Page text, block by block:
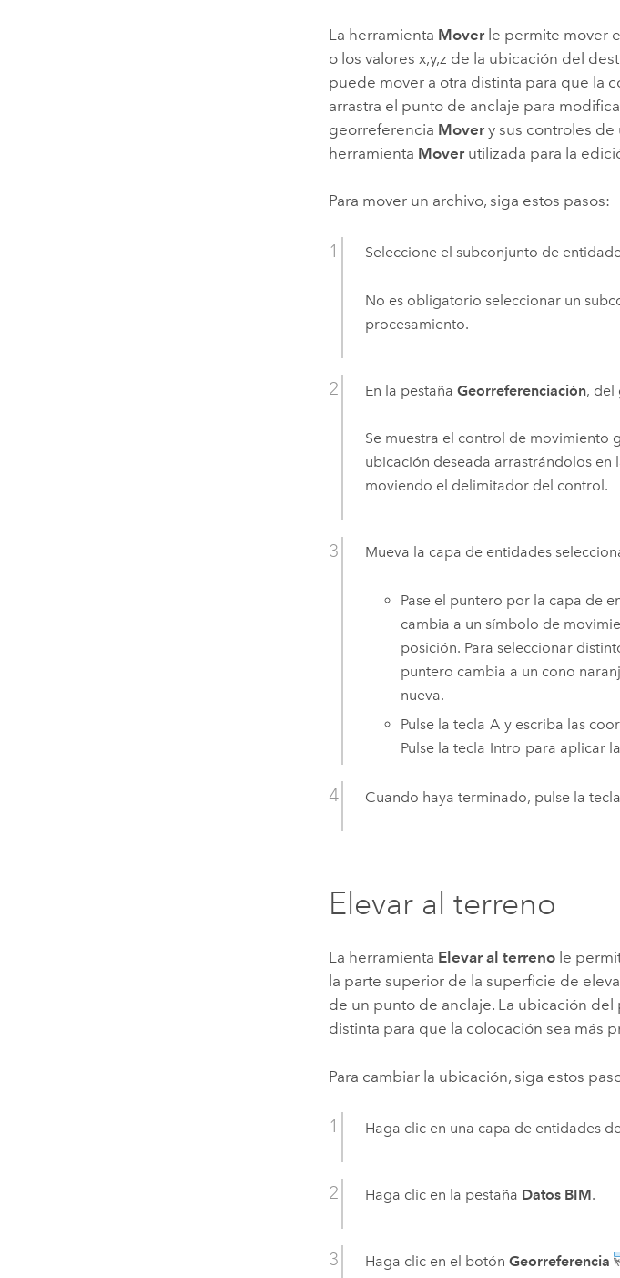
La herramienta Mover le permite mover
o los valores x,y,z de la ubicación del
puede mover a otra distinta para que la
arrastra el punto de anclaje para
georreferencia Mover y sus controles
herramienta Mover utilizada para la
Para mover un archivo, siga estos pasos:
Seleccione el subconjunto de
No es obligatorio seleccionar un
procesamiento.
En la pestañaGeorreferenciación, del
Se muestra el control de movimiento
ubicación deseada arrastrándolos en
moviendo el delimitador del control.
Mueva la capa de entidades
Pase el puntero por la capa de
cambia a un símbolo de
posición. Para seleccionar
puntero cambia a un cono
nueva.
Pulse la tecla A y escriba las
Pulse la tecla Intro para aplicar
Cuando haya terminado, pulse la tecla
Elevar al terreno
La herramienta Elevar al terreno le
la parte superior de la superficie de
de un punto de anclaje. La ubicación
distinta para que la colocación sea más
Para cambiar la ubicación, siga estos
Haga clic en una capa de entidades
Haga clic en la pestaña Datos BIM.
Haga clic en el botónGeorreferencia